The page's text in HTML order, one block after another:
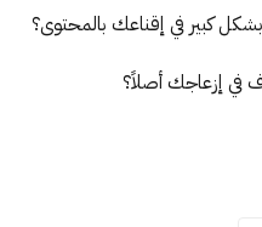
كبير في إقناعك بالمحتوى؟
في إزعاجك أصلاً؟